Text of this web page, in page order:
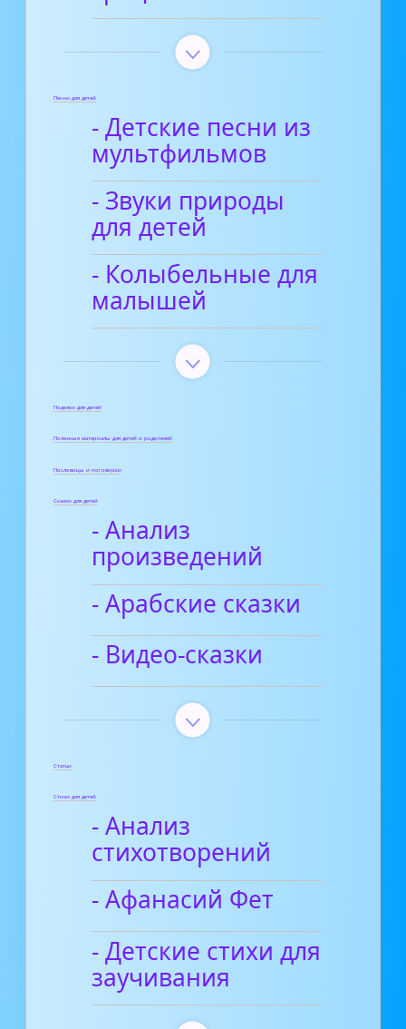
Песни для детей
- Детские песни из
мультфильмов
- Звуки природы
для детей
- Колыбельные для
малышей
Поделки для детей
Полезные материалы для детей и родителей
Пословицы и поговорки
Сказки для детей
- Анализ
произведений
- Арабские сказки
- Видео-сказки
Статьи
Стихи для детей
- Анализ
стихотворений
- Афанасий Фет
- Детские стихи для
заучивания